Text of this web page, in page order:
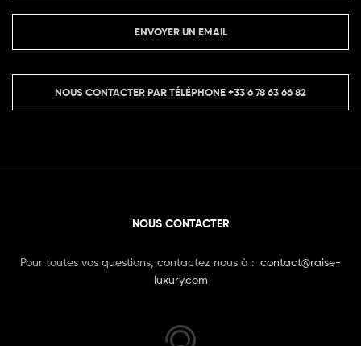
ENVOYER UN EMAIL
NOUS CONTACTER PAR TÉLÉPHONE+33 6 78 63 66 82
NOUS CONTACTER
Pour toutes vos questions, contactez nous à : contact@raise-
luxury.com